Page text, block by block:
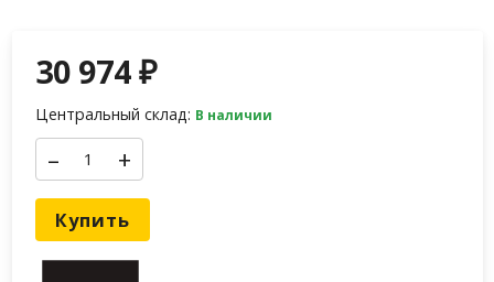
30 974₽
Центральный склад: В наличии
– +
Купить